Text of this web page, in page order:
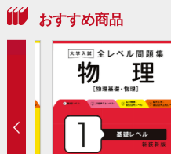
おすすめ商品